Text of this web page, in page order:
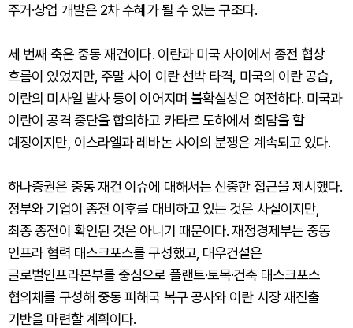
주거·상업 개발은 2차 수혜가 될 수 있는 구조다.
세 번째 축은 중동 재건이다. 이란과 미국 사이에서 종전 협상
흐름이 있었지만, 주말 사이 이란 선박 타격, 미국의 이란 공습,
이란의 미사일 발사 등이 이어지며 불확실성은 여전하다. 미국과
이란이 공격 중단을 합의하고 카타르 도하에서 회담을 할
예정이지만, 이스라엘과 레바논 사이의 분쟁은 계속되고 있다.
하나증권은 중동 재건 이슈에 대해서는 신중한 접근을 제시했다.
정부와 기업이 종전 이후를 대비하고 있는 것은 사실이지만,
최종 종전이 확인된 것은 아니기 때문이다. 재정경제부는 중동
인프라 협력 태스크포스를 구성했고, 대우건설은
글로벌인프라본부를 중심으로 플랜트·토목·건축 태스크포스
협의체를 구성해 중동 피해국 복구 공사와 이란 시장 재진출
기반을 마련할 계획이다.